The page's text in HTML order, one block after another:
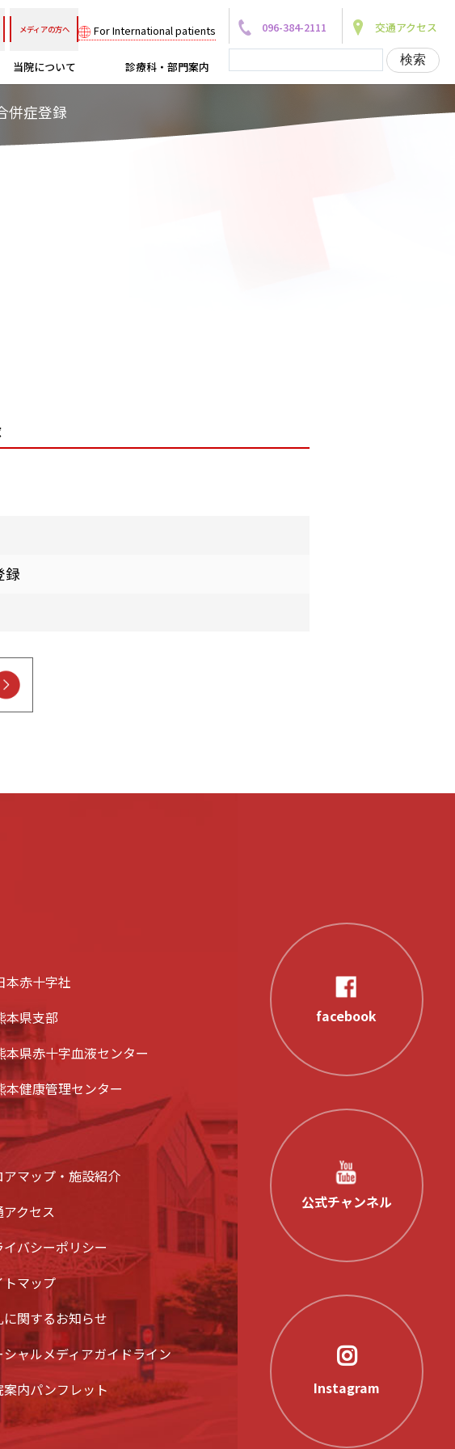
メディアの方へ For International patients
当院について 診療科・部門案内
096-384-2111 交通アクセス
併症登録
録
本赤十字社
本県支部
本県赤十字血液センター
本健康管理センター
アマップ・施設紹介
クセス
イバシーポリシー
トマップ
に関するお知らせ
シャルメディアガイドライン
案内パンフレット
facebook
公式チャンネル
Instagram